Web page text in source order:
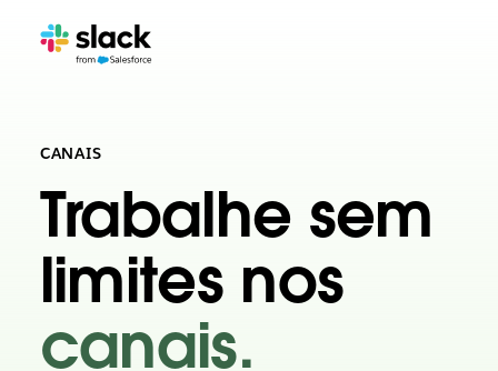
CANAIS
Trabalhe sem
limites nos
canais.